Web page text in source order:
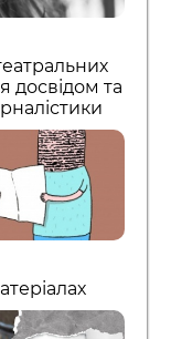
досвідом та